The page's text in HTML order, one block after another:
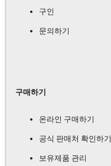
구인
문의하기
구매하기
온라인 구매하기
공식 판매처 확인하기
보유제품 관리